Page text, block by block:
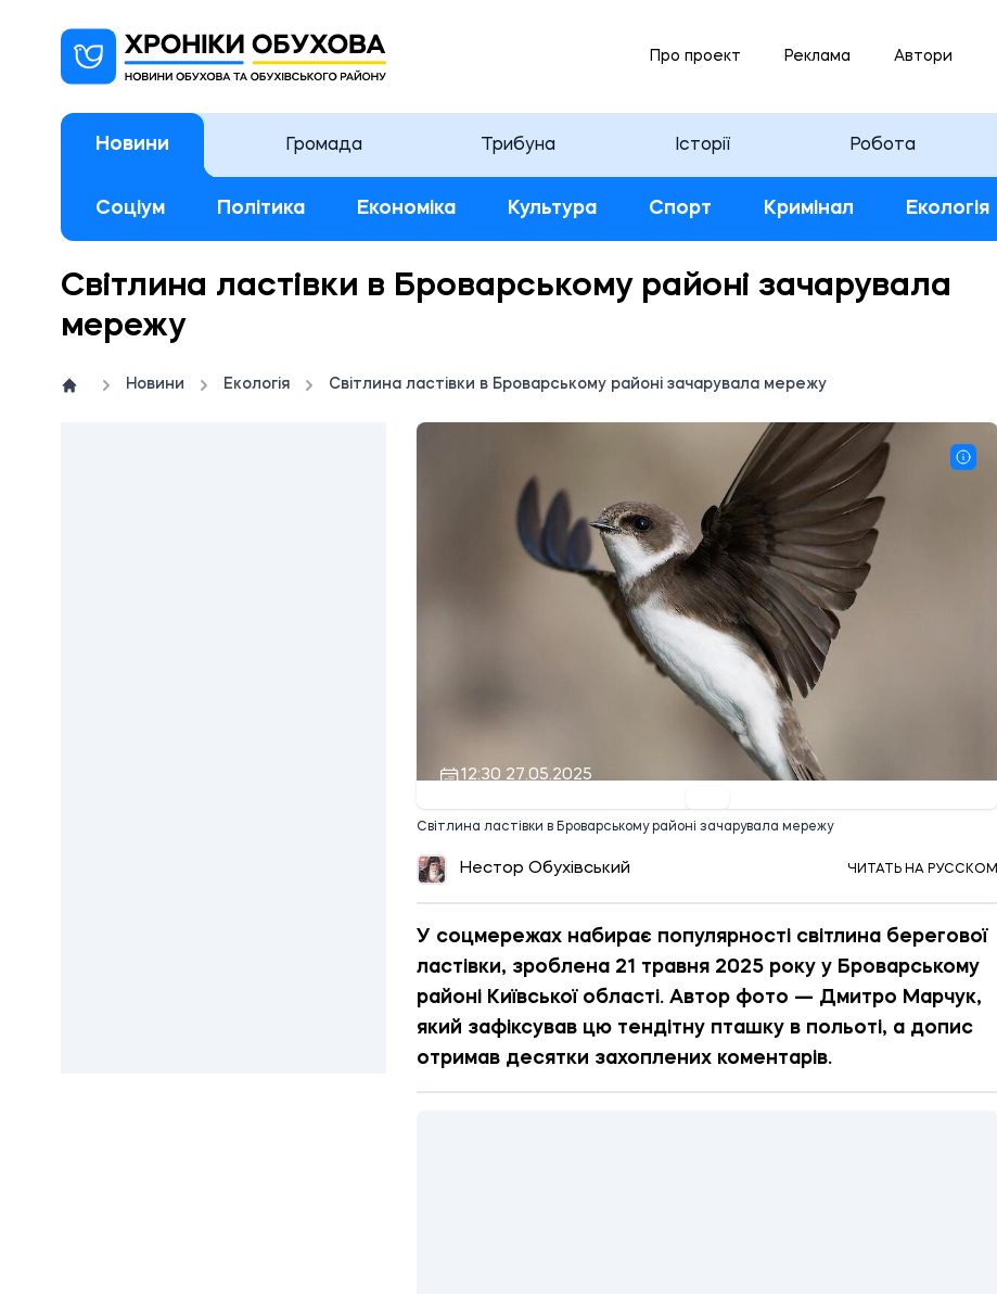
Про проект Реклама Автори
Новини Громада Трибуна Історії Робота
Соціум Політика Економіка Культура Спорт Кримінал Екологія
Світлина ластівки в Броварському районі зачарувала
мережу
Новини Екологія Світлина ластівки в Броварському районі зачарувала мережу
12:30 27.05.2025
Світлина ластівки в Броварському районі зачарувала мережу
Нестор Обухівський ЧИТАТЬ НА РУССКОМ
У соцмережах набирає популярності світлина берегової
ластівки, зроблена 21 травня 2025 року у Броварському
районі Київської області. Автор фото — Дмитро Марчук,
який зафіксував цю тендітну пташку в польоті, а допис
отримав десятки захоплених коментарів.